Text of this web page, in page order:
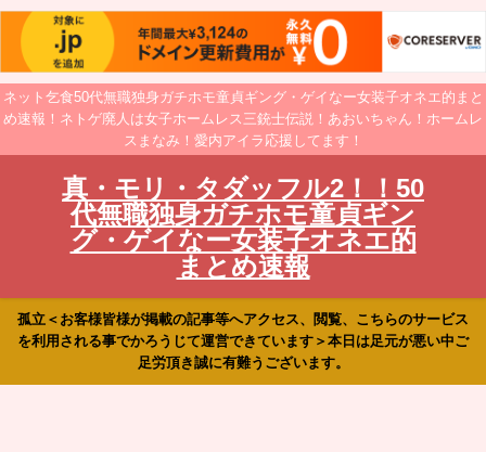
ネット乞食50代無職独身ガチホモ童貞ギング・ゲイなー女装子オネエ的まと
め速報！ネトゲ廃人は女子ホームレス三銃士伝説！あおいちゃん！ホームレ
スまなみ！愛内アイラ応援してます！
真・モリ・タダッフル2！！50
代無職独身ガチホモ童貞ギン
グ・ゲイなー女装子オネエ的
まとめ速報
孤立＜お客様皆様が掲載の記事等へアクセス、閲覧、こちらのサービス
を利用される事でかろうじて運営できています＞本日は足元が悪い中ご
足労頂き誠に有難うございます。